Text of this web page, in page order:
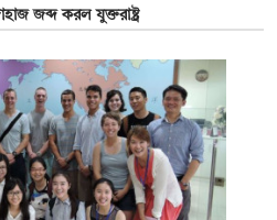
জব্দ করল যুক্তরাষ্ট্র